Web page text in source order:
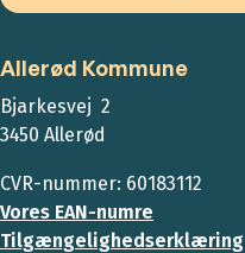
Allerød Kommune
Bjarkesvej 2
3450 Allerød
CVR-nummer: 60183112
Vores EAN-numre
Tilgængelighedserklæring